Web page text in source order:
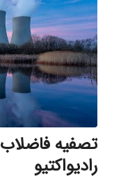
تصفیه
رادیواکتیو